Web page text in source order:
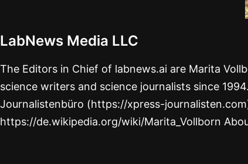
LabNews Media LLC
The Editors in Chief of labnews.ai are Marita
science writers and science journalists since
Journalistenbüro (https://xpress-
https://de.wikipedia.org/wiki/Marita_Vollborn